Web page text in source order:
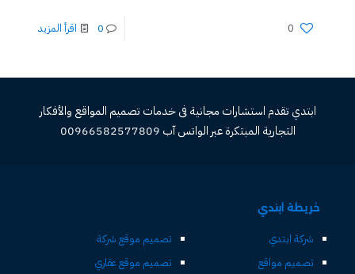
0
0 اقرأ المزيد
ابتدي تقدم استشارات مجانية فى خدمات تصميم المواقع والأفكار
التجارية المبتكرة عبر الواتس آب 00966582577809
خريطة ابتدي
شركة ابتدي
تصميم مواقع
تصميم موقع شركة
تصميم موقع عقاري